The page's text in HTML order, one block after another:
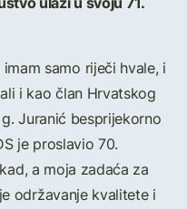
samo riječi hvale, i
i kao član Hrvatskog
Juranić besprijekorno
je proslavio 70.
a moja zadaća za
održavanje kvalitete i